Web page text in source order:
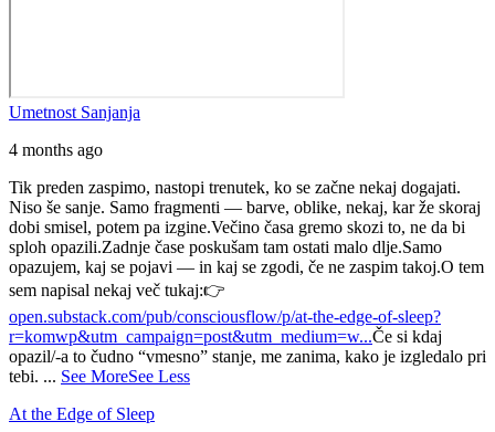
Umetnost Sanjanja
4 months ago
Tik preden zaspimo, nastopi trenutek, ko se začne nekaj dogajati.
Niso še sanje. Samo fragmenti — barve, oblike, nekaj, kar že skoraj
dobi smisel, potem pa izgine.Večino časa gremo skozi to, ne da bi
sploh opazili.Zadnje čase poskušam tam ostati malo dlje.Samo
opazujem, kaj se pojavi — in kaj se zgodi, če ne zaspim takoj.O tem
sem napisal nekaj več tukaj:👉
open.substack.com/pub/consciousflow/p/at-the-edge-of-sleep?
r=komwp&utm_campaign=post&utm_medium=w...Če si kdaj
opazil/-a to čudno “vmesno” stanje, me zanima, kako je izgledalo pri
tebi. ... See MoreSee Less
At the Edge of Sleep